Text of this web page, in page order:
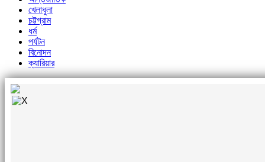
খেলাধুলা
চট্টগ্রাম
ধর্ম
পর্যটন
বিনোদন
ক্যারিয়ার